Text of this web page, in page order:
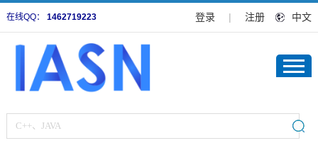
登录 | 注册 中文
在线QQ： 1462719223